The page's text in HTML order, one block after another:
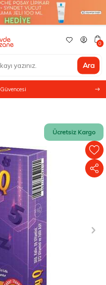
Ara
0
SKT Garantili Orijinal Ürünler
Ücretsiz Kargo